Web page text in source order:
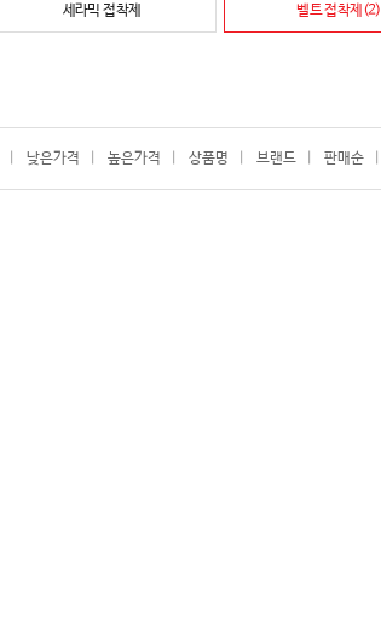
세라믹 접착제 벨트 접착제(2)
낮은가격 높은가격 상품명 브랜드 판매순